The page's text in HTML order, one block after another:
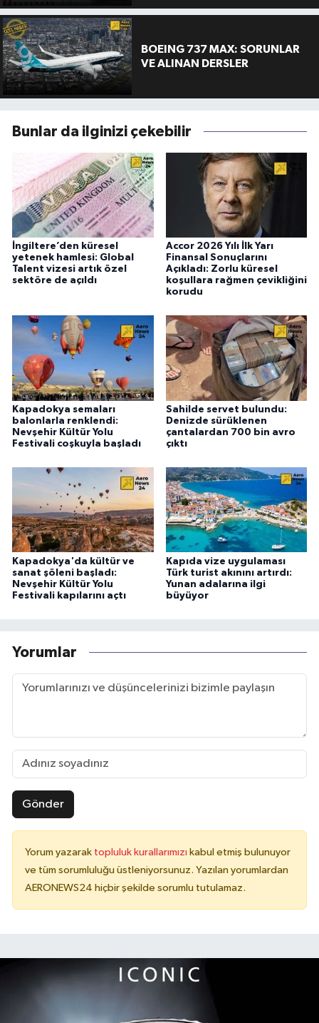
BOEING 737 MAX: SORUNLAR
VE ALINAN DERSLER
Bunlar da ilginizi çekebilir
İngiltere’den küresel
yetenek hamlesi: Global
Talent vizesi artık özel
sektöre de açıldı
Accor 2026 Yılı İlk Yarı
Finansal Sonuçlarını
Açıkladı: Zorlu küresel
koşullara rağmen çevikliğini
korudu
Kapadokya semaları
balonlarla renklendi:
Nevşehir Kültür Yolu
Festivali coşkuyla başladı
Sahilde servet bulundu:
Denizde sürüklenen
çantalardan 700 bin avro
çıktı
Kapadokya'da kültür ve
sanat şöleni başladı:
Nevşehir Kültür Yolu
Festivali kapılarını açtı
Kapıda vize uygulaması
Türk turist akınını artırdı:
Yunan adalarına ilgi
büyüyor
Yorumlar
Gönder
Yorum yazarak topluluk kurallarımızı kabul etmiş bulunuyor
ve tüm sorumluluğu üstleniyorsunuz. Yazılan yorumlardan
AERONEWS24 hiçbir şekilde sorumlu tutulamaz.